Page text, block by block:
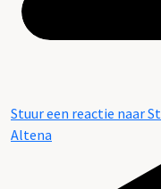
Stuur een reactie naar
Altena